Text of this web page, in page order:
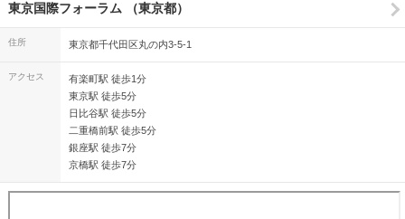
東京国際フォーラム （東京都）
住所 東京都千代田区丸の内3-5-1
アクセス
有楽町駅 徒歩1分
東京駅 徒歩5分
日比谷駅 徒歩5分
二重橋前駅 徒歩5分
銀座駅 徒歩7分
京橋駅 徒歩7分